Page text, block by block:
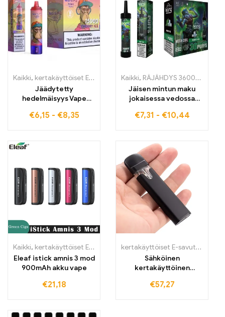
Kaikki, kertakäyttöiset E-savut
Kertakäyttöiset sähkötupakat
Jäädytetty
hedelmäisyys Vape
sekoitus makeista
€6,15 - €8,35
Kaikki, RÄJÄHDYS 36000 HENKÄYSTÄ
Jäisen mintun maku
jokaisessa vedossa
E-savuke 36000 Puffs
kokemuksen
€7,31 - €10,44
Kaikki, kertakäyttöiset E-savut kertakäyttöiset E-savut Suomi
Eleaf istick amnis 3 mod
900mAh akku vape
€21,18
kertakäyttöiset E-savut
,
Sähköinen
kertakäyttöinen
uudelleenladattava
€57,27